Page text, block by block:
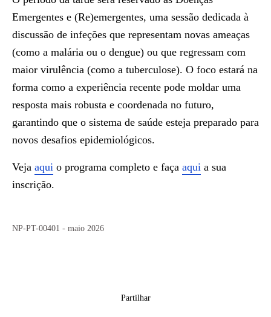
Emergentes e (Re)emergentes, uma sessão dedicada à
discussão de infeções que representam novas ameaças
(como a malária ou o dengue) ou que regressam com
maior virulência (como a tuberculose). O foco estará na
forma como a experiência recente pode moldar uma
resposta mais robusta e coordenada no futuro,
garantindo que o sistema de saúde esteja preparado para
novos desafios epidemiológicos.
Veja aqui o programa completo e faça aqui a sua
inscrição.
NP-PT-00401 - maio 2026
Partilhar